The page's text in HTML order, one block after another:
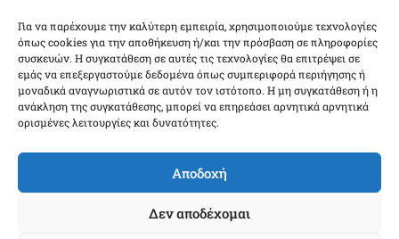
Για να παρέχουμε την καλύτερη εμπειρία, χρησιμοποιούμε τεχνολογίες
όπως cookies για την αποθήκευση ή/και την πρόσβαση σε πληροφορίες
συσκευών. Η συγκατάθεση σε αυτές τις τεχνολογίες θα επιτρέψει σε
εμάς να επεξεργαστούμε δεδομένα όπως συμπεριφορά περιήγησης ή
μοναδικά αναγνωριστικά σε αυτόν τον ιστότοπο. Η μη συγκατάθεση ή η
ανάκληση της συγκατάθεσης, μπορεί να επηρεάσει αρνητικά αρνητικά
ορισμένες λειτουργίες και δυνατότητες.
Αποδοχή
Δεν αποδέχομαι
Κάντε κλικ για να αποδεχτείτε cookies
εμπορικής προώθησης και να